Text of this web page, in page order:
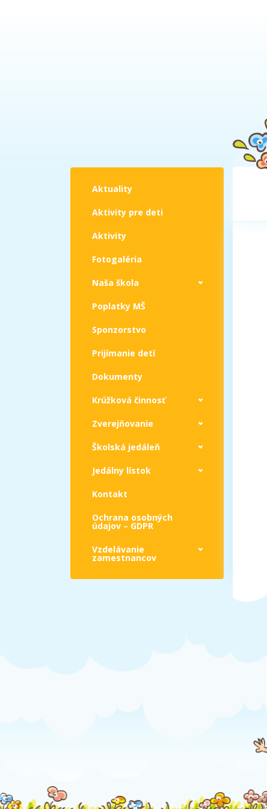
Aktuality
Aktivity pre deti
Aktivity
Fotogaléria
Naša škola
Poplatky MŠ
Sponzorstvo
Prijímanie detí
Dokumenty
Krúžková činnosť
Zverejňovanie
Školská jedáleň
Jedálny lístok
Kontakt
Ochrana osobných
údajov – GDPR
Vzdelávanie
zamestnancov